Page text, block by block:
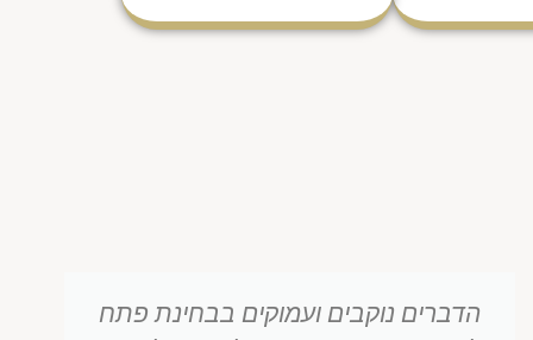
שלום וברכה, הקורס היה סוג של